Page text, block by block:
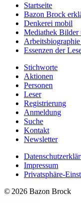
Startseite
Bazon Brock
Denkerei mobil
Mediathek Bilder
Arbeitsbiographie
Essenzen der
Stichworte
Aktionen
Personen
Leser
Registrierung
Anmeldung
Suche
Kontakt
Newsletter
Impressum
Privatsphäre-
© 2026 Bazon Brock